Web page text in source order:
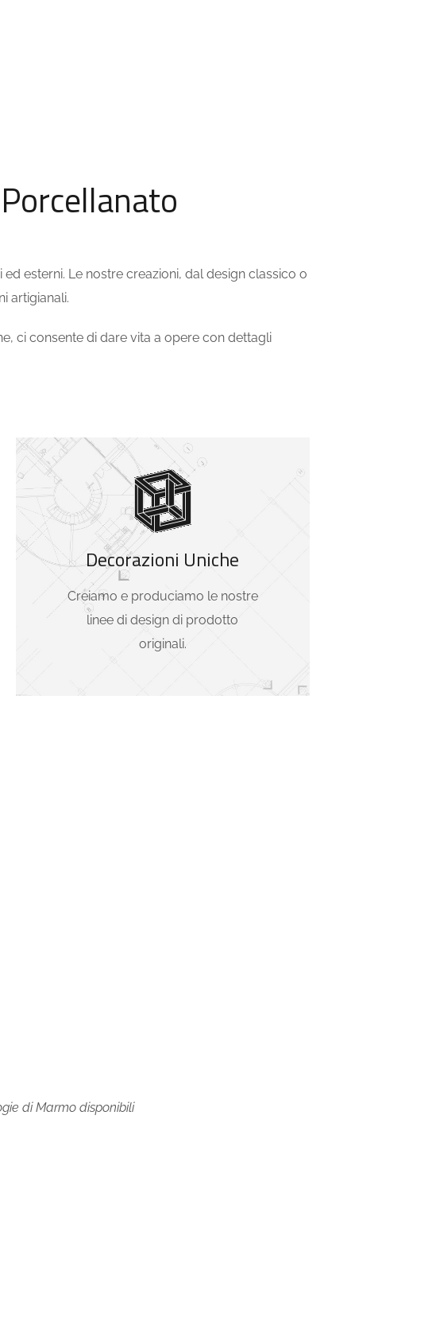
esterni. Le nostre creazioni, dal design classico o
artigianali.
ci consente di dare vita a opere con dettagli
Decorazioni Uniche
Creiamo e produciamo le nostre
linee di design di prodotto
originali.
di Marmo disponibili